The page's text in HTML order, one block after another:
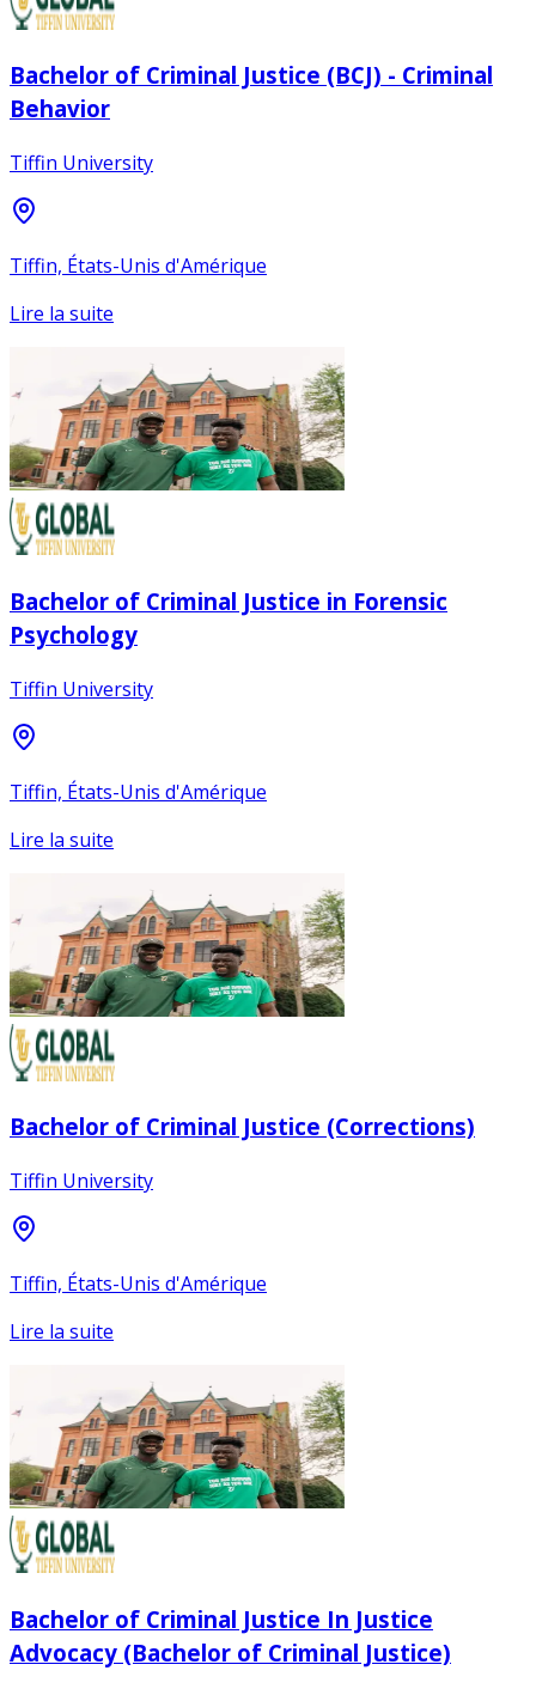
Bachelor of Criminal Justice (BCJ) - Criminal
Behavior
Tiffin University
Tiffin, États-Unis d'Amérique
Lire la suite
Bachelor of Criminal Justice in Forensic
Psychology
Tiffin University
Tiffin, États-Unis d'Amérique
Lire la suite
Bachelor of Criminal Justice (Corrections)
Tiffin University
Tiffin, États-Unis d'Amérique
Lire la suite
Bachelor of Criminal Justice In Justice
Advocacy (Bachelor of Criminal Justice)